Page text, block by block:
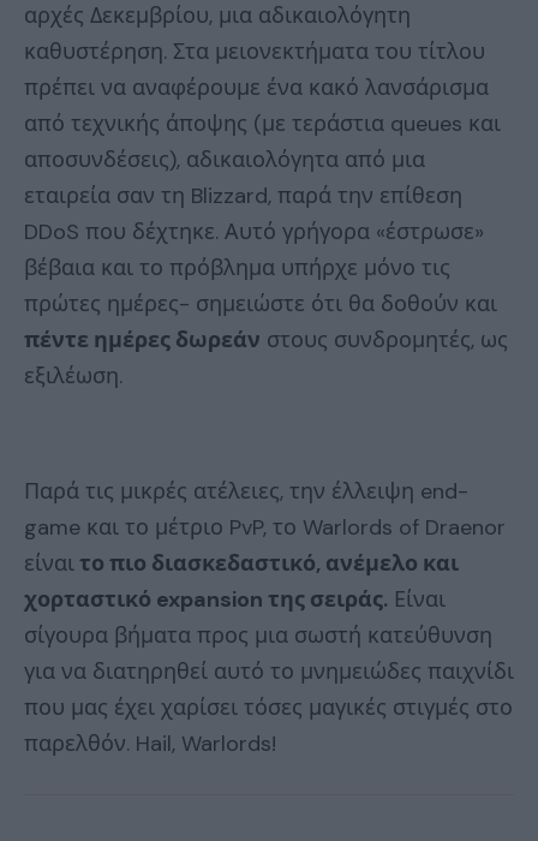
αρχές Δεκεμβρίου, μια αδικαιολόγητη
καθυστέρηση. Στα μειονεκτήματα του τίτλου
πρέπει να αναφέρουμε ένα κακό λανσάρισμα
από τεχνικής άποψης (με τεράστια queues και
αποσυνδέσεις), αδικαιολόγητα από μια
εταιρεία σαν τη Blizzard, παρά την επίθεση
DDoS που δέχτηκε. Αυτό γρήγορα «έστρωσε»
βέβαια και το πρόβλημα υπήρχε μόνο τις
πρώτες ημέρες- σημειώστε ότι θα δοθούν και
πέντε ημέρες δωρεάν στους συνδρομητές, ως
εξιλέωση.
Παρά τις μικρές ατέλειες, την έλλειψη end-
game και το μέτριο PvP, το Warlords of Draenor
είναιτο πιο διασκεδαστικό, ανέμελο και
χορταστικό expansion της σειράς. Είναι
σίγουρα βήματα προς μια σωστή κατεύθυνση
για να διατηρηθεί αυτό το μνημειώδες παιχνίδι
που μας έχει χαρίσει τόσες μαγικές στιγμές στο
παρελθόν. Hail, Warlords!